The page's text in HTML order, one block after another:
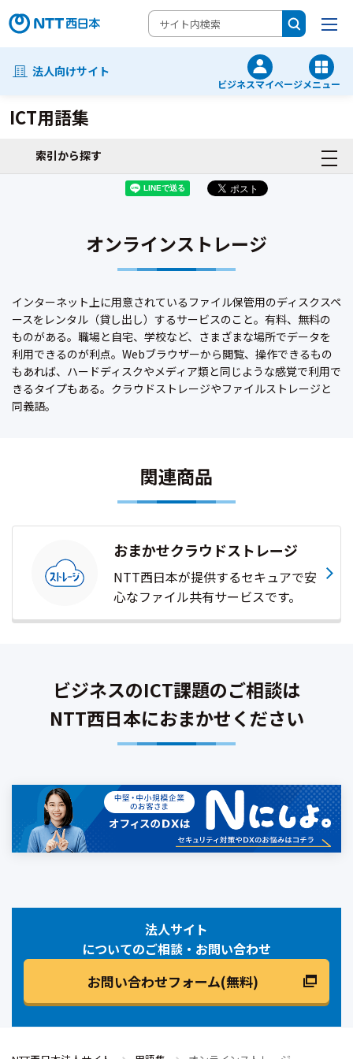
法人向けサイト
ビジネスマイページメニュー
ICT用語集
索引から探す
オンラインストレージ
インターネット上に用意されているファイル保管用のディスクスペ
ースをレンタル（貸し出し）するサービスのこと。有料、無料の
ものがある。職場と自宅、学校など、さまざまな場所でデータを
利用できるのが利点。Webブラウザーから閲覧、操作できるもの
もあれば、ハードディスクやメディア類と同じような感覚で利用で
きるタイプもある。クラウドストレージやファイルストレージと
同義語。
関連商品
おまかせクラウドストレージ
NTT西日本が提供するセキュアで安
心なファイル共有サービスです。
ビジネスのICT課題のご相談は
NTT西日本におまかせください
法人サイト
についてのご相談・お問い合わせ
お問い合わせフォーム(無料)